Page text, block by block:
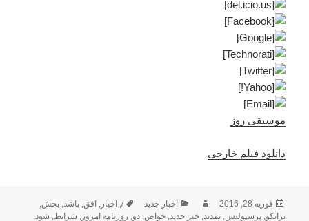
موسیقی روز
دانلود فیلم خارجی
ارسال
شده
فوریه 28, 2016 نویسندهدسته‌ها
اخبار جدید برچسب‌ها
/
, اخبار, افق,باشد,بخش,
برانکو,پرسپولیس,تمدید,خبر جدید,خواص,دو, روزنامه امروز, شرایط, شود,